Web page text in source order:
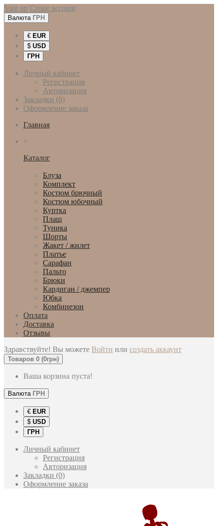
Sign up Create account
Валюта ГРН
€ EUR
$ USD
ГРН
Личный кабинет
Регистрация
Авторизация
Закладки (0)
Оформление заказа
Главная
+
Каталог
Блуза
Комплект
Костюм брючный
Костюм юбочный
Куртка
Плащ
Туника
Шорты
Жакет / жилет
Платье
Сарафан
Пальто
Брюки
Кардиган / джемпер
Юбка
Комбинезон
Оплата
Доставка
Отзывы
Здравствуйте! Вы можете Войти или создать аккаунт
Товаров 0 (0грн)
Ваша корзина пуста!
Валюта ГРН
€ EUR
$ USD
ГРН
Личный кабинет
Регистрация
Авторизация
Закладки (0)
Оформление заказа